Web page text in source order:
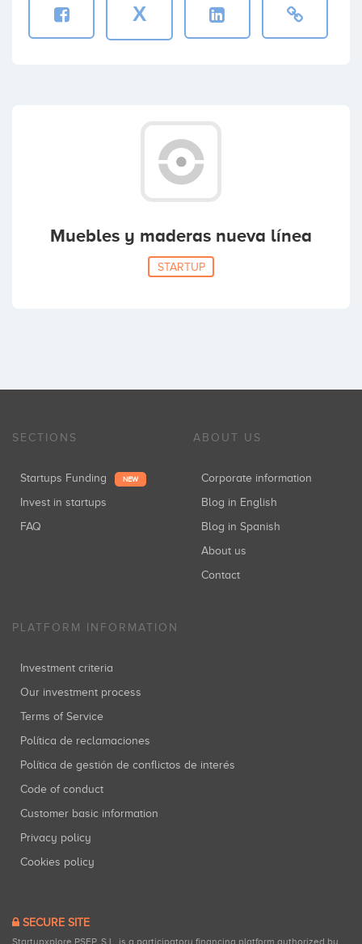
X
Muebles y maderas nueva línea
STARTUP
SECTIONS
Startups Funding NEW
Invest in startups
FAQ
ABOUT US
Corporate information
Blog in English
Blog in Spanish
About us
Contact
PLATFORM INFORMATION
Investment criteria
Our investment process
Terms of Service
Política de reclamaciones
Política de gestión de conflictos de interés
Code of conduct
Customer basic information
Privacy policy
Cookies policy
SECURE SITE
Startupxplore PSFP, S.L. is a participatory financing platform authorized by